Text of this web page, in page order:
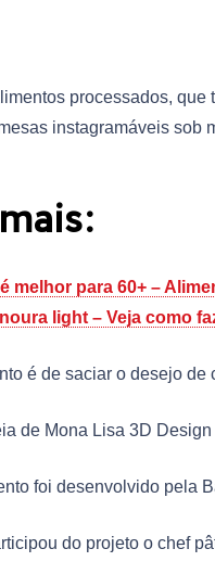
processados,
instagramáveis sob
melhor para 60+ –
light – Veja como
é de saciar o desejo de
de Mona Lisa 3D Design
foi desenvolvido pela
do projeto o chef